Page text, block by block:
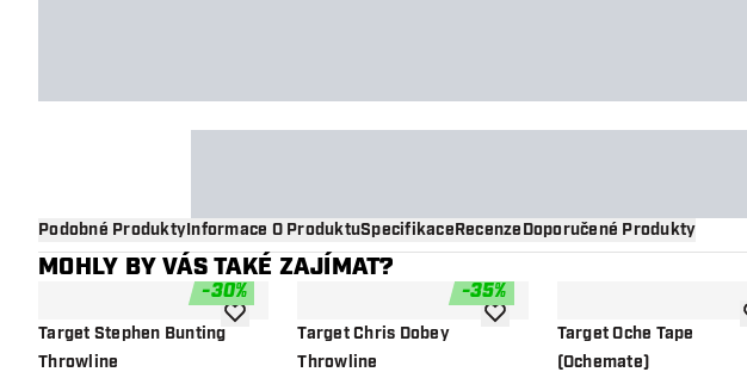
Podobné ProduktyInformace O ProduktuSpecifikaceRecenzeDoporučené Produkty
MOHLY BY VÁS TAKÉ ZAJÍMAT?
-30%
Target Stephen Bunting
Throwline
Přidat do seznamu přání
-35%
Target Chris Dobey
Throwline
Přidat do seznamu přání
Target Oche Tape
(Ochemate)